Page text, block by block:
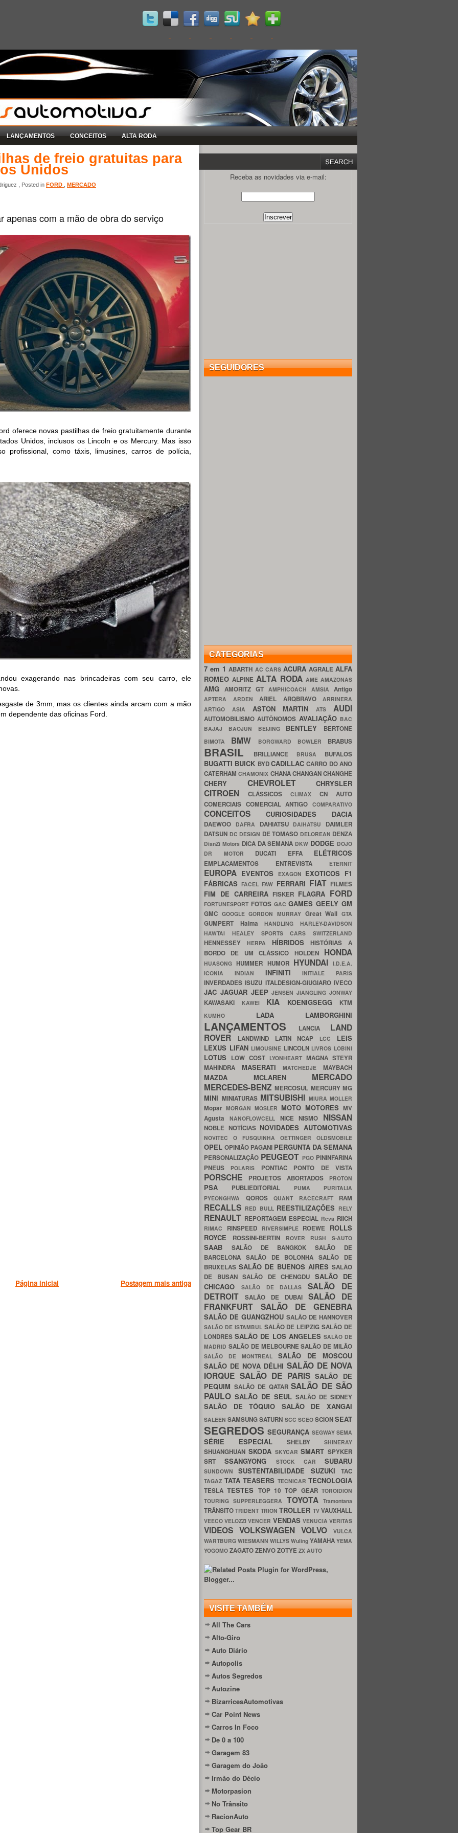
LANÇAMENTOS CONCEITOS ALTA RODA
de freio gratuitas para
Unidos
, Posted in FORD MERCADO
apenas com a mão de obra do serviço
oferece novas pastilhas de freio gratuitamente durante
Unidos, inclusos os Lincoln e os Mercury. Mas isso
profissional, como táxis, limusines, carros de polícia,
exagerando nas brincadeiras com seu carro, ele
de 3mm, mas os clientes ainda arcam com a mão
dependente das oficinas Ford.
Postagem mais antiga
Página inicial
Receba as novidades via e-mail:
SEGUIDORES
CATEGORIAS
7 em 1ABARTH AC CARS ACURA AGRALE ALFA
ROMEOALPINEALTA RODA AME AMAZONAS
AMG AMORITZ GT AMPHICOACH AMSIA Antigo
APTERA ARDEN ARIEL ARQBRAVO ARRINERA
ARTIGO ASIA ASTON MARTINATS AUDI
AUTOMOBILISMOAUTÔNOMOS AVALIAÇÃO BAC
BAJAJ BAOJUN BEIJING BENTLEY BERTONE
BIMOTA BMW BORGWARD BOWLER BRABUS
BRASIL BRILLIANCE BRUSA BUFALOS
BUGATTI BUICK BYDCADILLACCARRO DO ANO
CATERHAMCHAMONIX CHANACHANGANCHANGHE
CHERY CHEVROLET CHRYSLER
CITROEN CLÁSSICOS CLIMAX CN AUTO
COMERCIAIS COMERCIAL ANTIGOCOMPARATIVO
CONCEITOS CURIOSIDADES DACIA
DAEWOO DAFRA DAHIATSU DAIHATSU DAIMLER
DATSUN DC DESIGN DE TOMASO DELOREAN DENZA
DianZi Motors DICA DA SEMANA DKW DODGE DOJO
DR MOTOR DUCATI EFFA ELÉTRICOS
EMPLACAMENTOS ENTREVISTA ETERNIT
EUROPA EVENTOS EXAGON EXOTICOS F1
FÁBRICASFACELFAW FERRARI FIAT FILMES
FIM DE CARREIRA FISKER FLAGRA FORD
FORTUNESPORT FOTOS GACGAMESGEELYGM
GMC GOOGLEGORDON MURRAY Great WallGTA
GUMPERT HaimaHANDLINGHARLEY-DAVIDSON
HAWTAI HEALEY SPORTS CARS SWITZERLAND
HENNESSEY HERPA HÍBRIDOSHISTÓRIAS A
BORDO DE UM CLÁSSICO HOLDEN HONDA
HUASONGHUMMER HUMOR HYUNDAI I.D.E.A.
ICONIA INDIAN INFINITIINITIALE PARIS
INVERDADESISUZU ITALDESIGN-GIUGIAROIVECO
JAC JAGUAR JEEPJENSENJIANGLINGJONWAY
KAWASAKI KAWEI KIA KOENIGSEGG KTM
KUMHO LADA LAMBORGHINI
LANÇAMENTOS LANCIA LAND
ROVER
LANDWIND LATIN NCAP LCC LEIS
LEXUS LIFAN LIMOUSINE LINCOLN LIVROS LOBINI
LOTUS LOW COST LYONHEART MAGNA STEYR
MAHINDRA MASERATIMATCHEDJEMAYBACH
MAZDA MCLAREN MERCADO
MERCEDES-BENZMERCOSUL MERCURYMG
MINI MINIATURAS MITSUBISHI MIURA MOLLER
Mopar MORGAN MOSLER MOTO MOTORES MV
Agusta NANOFLOWCELL NICENISMO NISSAN
NOBLE NOTÍCIAS NOVIDADES AUTOMOTIVAS
NOVITEC O FUSQUINHA OETTINGER OLDSMOBILE
OPEL OPINIÃO PAGANI PERGUNTA DA SEMANA
PERSONALIZAÇÃO PEUGEOT PGO PININFARINA
PNEUS
POLARIS PONTIAC PONTO DE VISTA
PORSCHE PROJETOS ABORTADOS PROTON
PSA PUBLIEDITORIAL PUMA PURITALIA
PYEONGHWA QOROS QUANT RACECRAFT RAM
RECALLS RED BULL REESTILIZAÇÕES RELY
RENAULT REPORTAGEM ESPECIAL Reva RIICH
RIMAC RINSPEED RIVERSIMPLE ROEWE ROLLS
ROYCE
ROSSINI-BERTIN ROVER RUSH S-AUTO
SAAB SALÃO DE BANGKOKSALÃO DE
BARCELONA SALÃO DE BOLONHASALÃO DE
BRUXELAS SALÃO DE BUENOS AIRES SALÃO
DE BUSAN SALÃO DE CHENGDU SALÃO DE
CHICAGO
SALÃO DE DALLASSALÃO DE
DETROIT
SALÃO DE DUBAI SALÃO DE
FRANKFURT SALÃO DE GENEBRA
SALÃO DE GUANGZHOU SALÃO DE HANNOVER
SALÃO DE ISTAMBUL SALÃO DE LEIPZIGSALÃO DE
LONDRESSALÃO DE LOS ANGELES SALÃO DE
MADRID SALÃO DE MELBOURNESALÃO DE MILÃO
SALÃO DE MONTREAL SALÃO DE MOSCOU
SALÃO DE NOVA DÉLHI SALÃO DE NOVA
IORQUE SALÃO DE PARISSALÃO DE
PEQUIM SALÃO DE QATARSALÃO DE SÃO
PAULO SALÃO DE SEUL SALÃO DE SIDNEY
SALÃO DE TÓQUIO SALÃO DE XANGAI
SALEENSAMSUNGSATURN SCC SCEO SCIONSEAT
SEGREDOSSEGURANÇA SEGWAYSEMA
SÉRIE ESPECIAL SHELBY SHINERAY
SHUANGHUAN SKODA SKYCARSMART SPYKER
SRTSSANGYONG STOCK CAR SUBARU
SUNDOWNSUSTENTABILIDADE SUZUKITAC
TAGAZ TATA TEASERS TECNICAR TECNOLOGIA
TESLATESTES TOP 10TOP GEARTOROIDION
TOURING SUPPERLEGGERA TOYOTATramontana
TRÂNSITOTRIDENT TRIONTROLLER TVVAUXHALL
VEECOVELOZZIVENCER VENDAS VENUCIAVERITAS
VIDEOS VOLKSWAGEN VOLVO
VULCA
WARTBURG WIESMANN WILLYS Wuling YAMAHA YEMA
YOGOMO ZAGATOZENVOZOTYE ZX AUTO
VISITE TAMBÉM
All The Cars
Alto-Giro
Auto Diário
Autopolis
Autos Segredos
Autozine
BizarricesAutomotivas
Car Point News
Carros In Foco
De 0 a 100
Garagem 83
Garagem do João
Irmão do Décio
Motorpasion
No Trânsito
RacionAuto
Top Gear BR